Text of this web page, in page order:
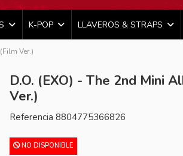
K-POP LLAVEROS & STRAPS
Ver.)
D.O. (EXO) - The 2nd Mini
Ver.)
Referencia 8804775366826
NO DISPONIBLE